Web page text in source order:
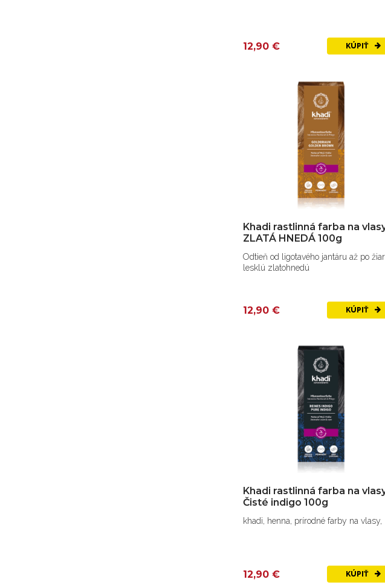
12,90 € KÚPIŤ
Khadi rastlinná farba na
ZLATÁ HNEDÁ 100g
Odtieň od ligotavého jantáru až po
lesklú zlatohnedú
12,90 € KÚPIŤ
Khadi rastlinná farba na
Čisté indigo 100g
khadi, henna, prírodné farby na vlasy,
12,90 € KÚPIŤ